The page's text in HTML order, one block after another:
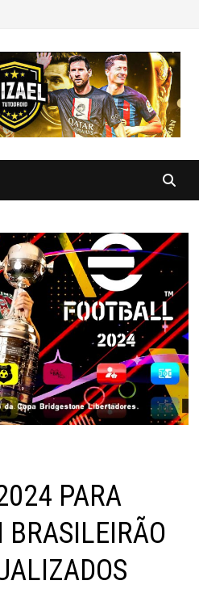
PARA
BRASILEIRÃO